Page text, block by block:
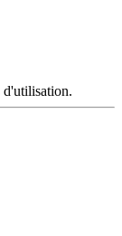
d'utilisation.